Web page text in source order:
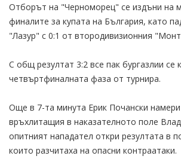
Отборът на "Черноморец" се издъни на
финалите за купата на България, като
"Лазур" с 0:1 от втородивизионния
С общ резултат 3:2 все пак бургазлии се
четвъртфиналната фаза от турнира.
Още в 7-та минута Ерик Почански
връхлитащия в наказателното поле
опитният нападател откри резултата в
които разчитаха на опасни контраатаки.